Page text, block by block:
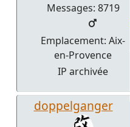
Messages: 8719
Emplacement: Aix-
en-Provence
IP archivée
doppelganger